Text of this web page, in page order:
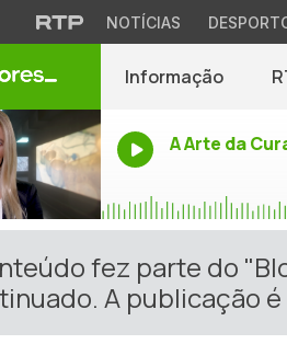
NOTÍCIAS
Informação
A Arte da
fez parte do
A publicação